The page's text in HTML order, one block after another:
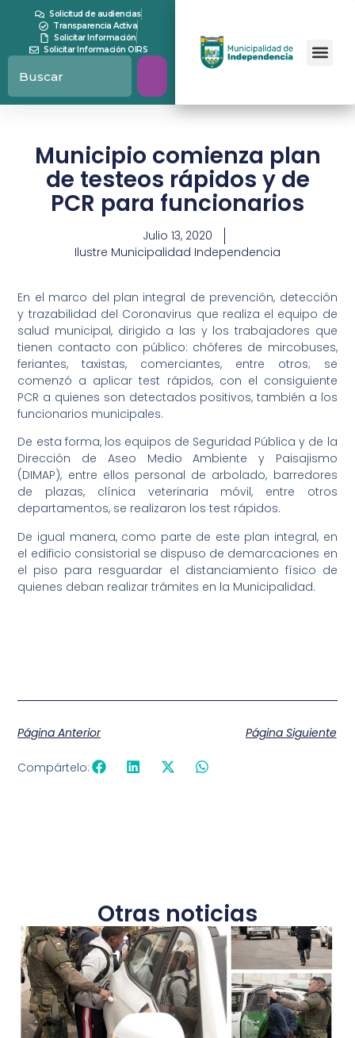
Solicitud de audiencias
Transparencia Activa
Solicitar Información
Solicitar Información OIRS
Municipio comienza plan
de testeos rápidos y de
PCR para funcionarios
Julio 13, 2020
Ilustre Municipalidad Independencia
En el marco del plan integral de prevención, detección
y trazabilidad del Coronavirus que realiza el equipo de
salud municipal, dirigido a las y los trabajadores que
tienen contacto con público: chóferes de mircobuses,
feriantes, taxistas, comerciantes, entre otros; se
comenzó a aplicar test rápidos, con el consiguiente
PCR a quienes son detectados positivos, también a los
funcionarios municipales.
De esta forma, los equipos de Seguridad Pública y de la
Dirección de Aseo Medio Ambiente y Paisajismo
(DIMAP), entre ellos personal de arbolado, barredores
de plazas, clínica veterinaria móvil, entre otros
departamentos, se realizaron los test rápidos.
De igual manera, como parte de este plan integral, en
el edificio consistorial se dispuso de demarcaciones en
el piso para resguardar el distanciamiento físico de
quienes deban realizar trámites en la Municipalidad.
Página Anterior Página Siguiente
Compártelo:
Otras noticias